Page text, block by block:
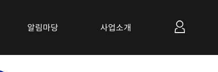
알림마당 사업소개